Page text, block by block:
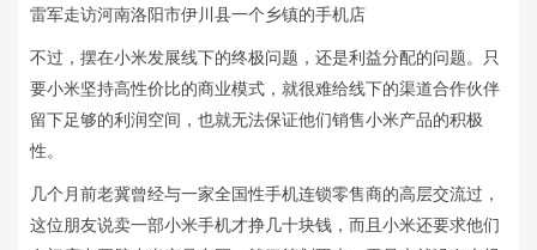
雷军走访河南洛阳市伊川县一个乡镇的手机店
不过，摆在小米发展线下的终极问题，还是利益分配的问题。只
要小米坚持高性价比的商业模式，就很难给线下的渠道合作伙伴
留下足够的利润空间，也就无法保证他们销售小米产品的积极
性。
几个月前老冀曾经与一家全国性手机连锁零售商的高层交流过，
这位朋友说卖一部小米手机才挣几十块钱，而且小米还要求他们